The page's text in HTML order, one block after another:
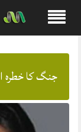
جنگ کا خطرہ